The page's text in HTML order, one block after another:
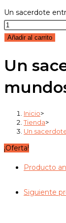
Un sacerdote
Añadir al carrito
Un
Inicio>
Tienda>
Un
¡Oferta!
Producto
Siguiente